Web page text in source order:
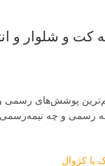
کت و شلوار و
پوشش‌های رسمی
رسمی و چه